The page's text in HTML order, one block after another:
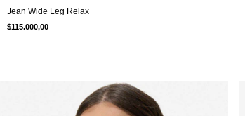
Jean Wide Leg Relax
$115.000,00